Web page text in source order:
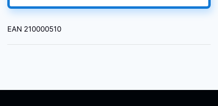
EAN 210000510